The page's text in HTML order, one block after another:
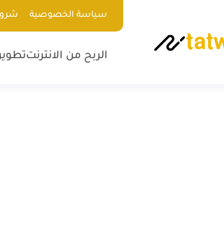
سياسة الخصوصية
الربح من الانترنت